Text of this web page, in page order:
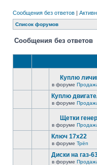
Сообщения без ответов |
Список форумов
Сообщения без ответов
Куплю
в форуме
Куплю
в форуме
Щетки
в форуме
Ключ 17х22
в форуме Трёп
Диски на газ-
в форуме